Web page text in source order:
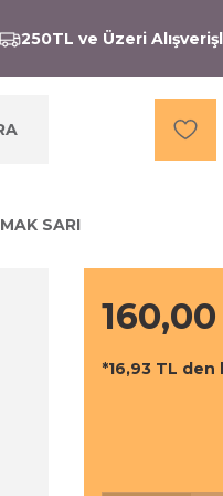
250TL ve Üzeri
SARI
*16,93 TL